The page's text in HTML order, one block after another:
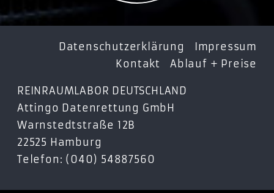
WDBBCL0040JBK-EESN
WDBBCL0000NBK
WDBBCL0000NBK-EESN
WD My Cloud Pro Series PR4100
WDBNFA0240KBK
WDBNFA0160KBK
WDBNFA0160KBK-EESN
Datenschutzerklärung
Impressum
Kontakt
Ablauf + Preise
REINRAUMLABOR DEUTSCHLAND
Attingo Datenrettung GmbH
Warnstedtstraße 12B
22525 Hamburg
Telefon: (040) 54887560